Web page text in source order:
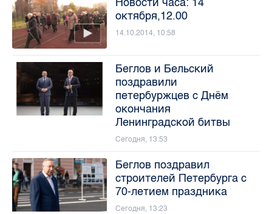
октября,12.00
14.10.2014, 10:58
Беглов и Бельский
поздравили
петербуржцев с Днём
окончания
Ленинградской битвы
Сегодня, 13:53
Беглов поздравил
строителей Петербурга с
70-летием праздника
Сегодня, 13:23